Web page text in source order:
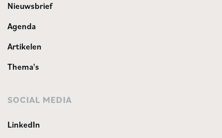
Nieuwsbrief
Agenda
Artikelen
Thema's
SOCIAL MEDIA
LinkedIn